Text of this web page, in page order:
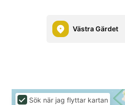
Västra Gärdet
Sök när jag flyttar kartan